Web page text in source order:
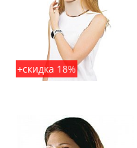
+скидка 18%